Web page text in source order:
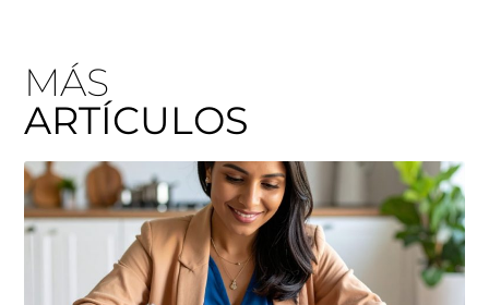
MÁS
ARTÍCULOS